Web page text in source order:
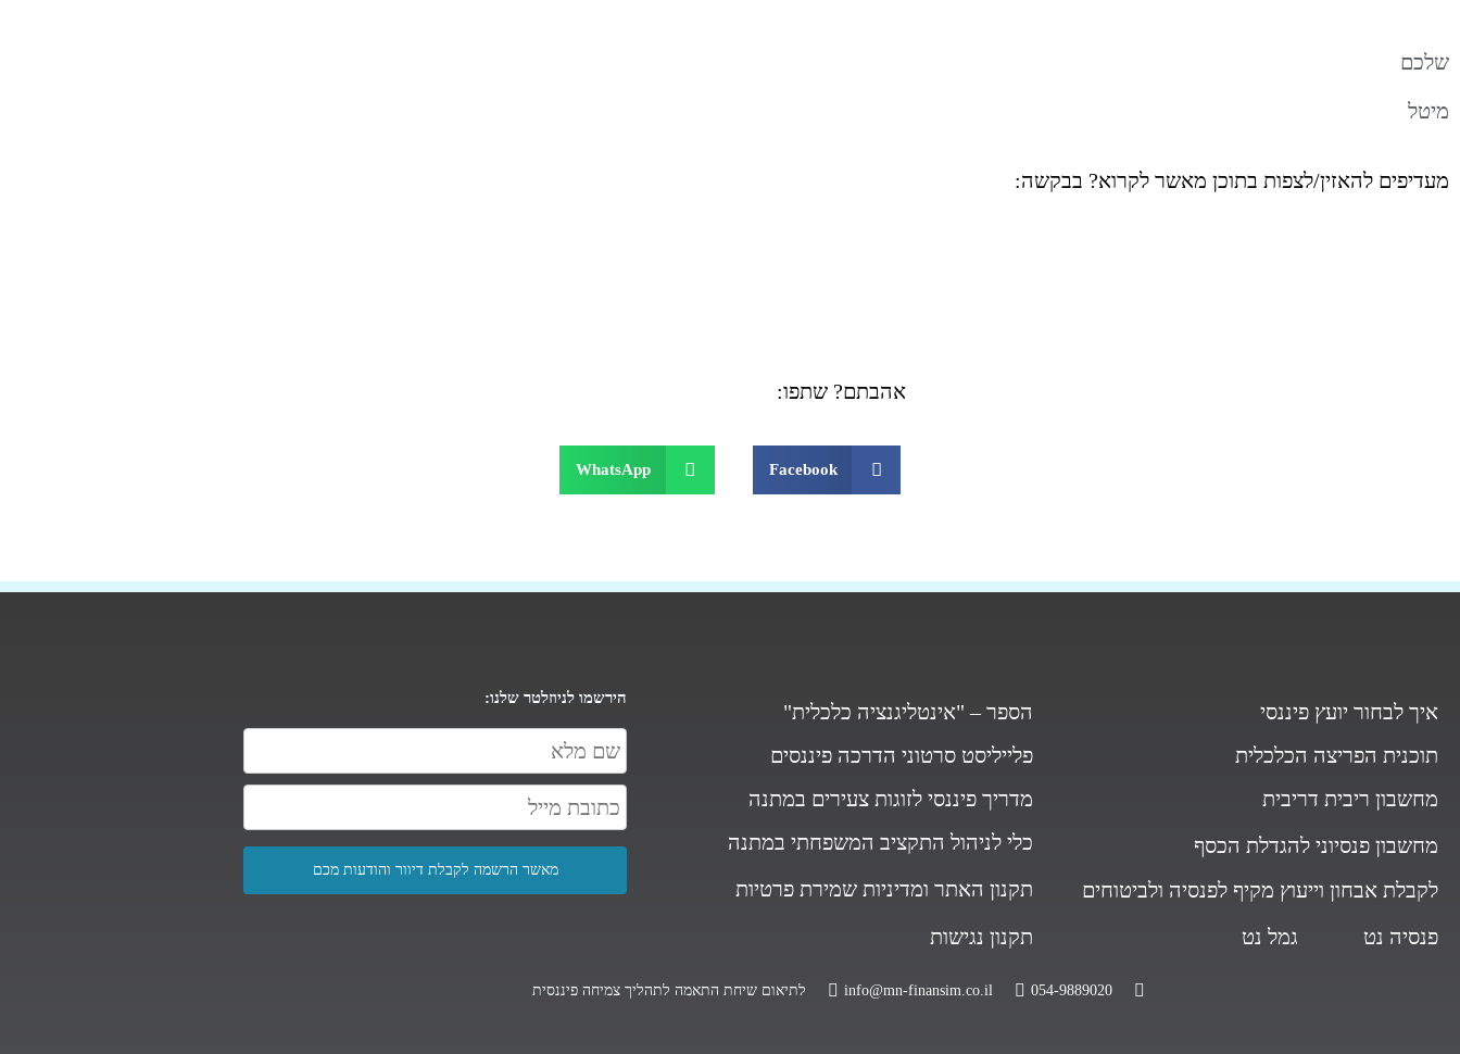
שלכם
מיטל
מעדיפים להאזין/לצפות בתוכן מאשר לקרוא? בבקשה:
אהבתם? שתפו:
Facebook
WhatsApp
איך לבחור יועץ פיננסי
תוכנית הפריצה הכלכלית
מחשבון ריבית דריבית
מחשבון פנסיוני להגדלת הכסף
לקבלת אבחון וייעוץ מקיף לפנסיה ולביטוחים
פנסיה נט
גמל נט
הספר – "אינטליגנציה כלכלית"
פלייליסט סרטוני הדרכה פיננסים
מדריך פיננסי לזוגות צעירים במתנה
כלי לניהול התקציב המשפחתי במתנה
תקנון האתר ומדיניות שמירת פרטיות
תקנון נגישות
הירשמו לניוזלטר שלנו:
054-9889020
info@mn-finansim.co.il לתיאום שיחת התאמה לתהליך צמיחה פיננסית